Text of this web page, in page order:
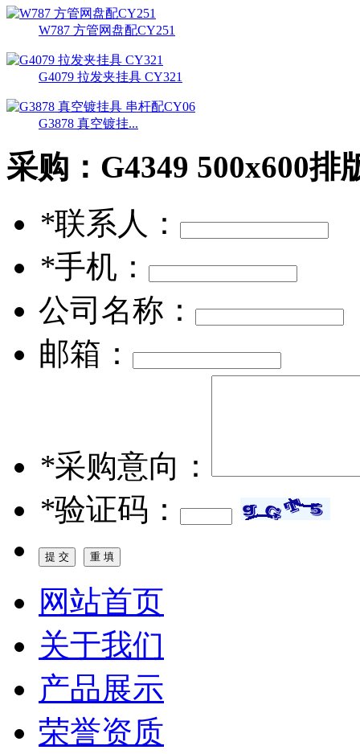
W787 方管网盘配CY251
G4079 拉发夹挂具 CY321
G3878 真空镀挂...
采购： G4349 500x600
*联系人：
*手机：
公司名称：
邮箱：
*采购意向：
*验证码：
网站首页
关于我们
产品展示
荣誉资质